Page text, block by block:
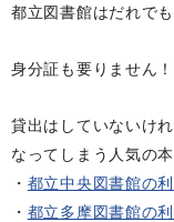
都立図書館はだれで
身分証も要りません！
貸出はしていないけ
なってしまう人気の
・ 都立中央図書館の
・ 都立多摩図書館の